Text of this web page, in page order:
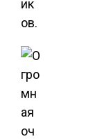
ик
ов.